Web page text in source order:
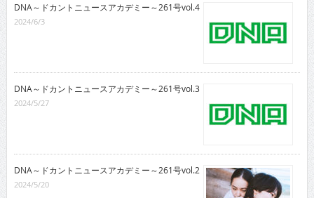
DNA～ドカントニュースアカデミー～261号vol.4
2024/6/3
DNA～ドカントニュースアカデミー～261号vol.3
2024/5/27
DNA～ドカントニュースアカデミー～261号vol.2
2024/5/20